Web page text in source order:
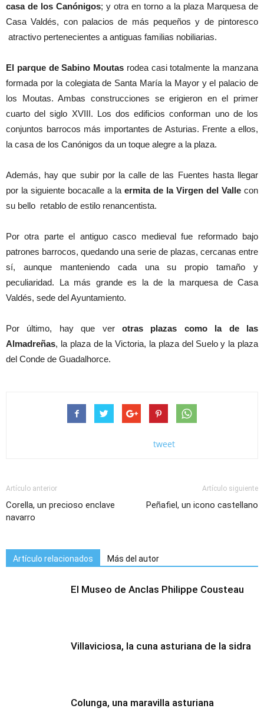
casa de los Canónigos; y otra en torno a la plaza Marquesa de
Casa Valdés, con palacios de más pequeños y de pintoresco
atractivo pertenecientes a antiguas familias nobiliarias.
El parque de Sabino Moutas rodea casi totalmente la manzana
formada por la colegiata de Santa María la Mayor y el palacio de
los Moutas. Ambas construcciones se erigieron en el primer
cuarto del siglo XVIII. Los dos edificios conforman uno de los
conjuntos barrocos más importantes de Asturias. Frente a ellos,
la casa de los Canónigos da un toque alegre a la plaza.
Además, hay que subir por la calle de las Fuentes hasta llegar
por la siguiente bocacalle a la ermita de la Virgen del Valle con
su bello retablo de estilo renancentista.
Por otra parte el antiguo casco medieval fue reformado bajo
patrones barrocos, quedando una serie de plazas, cercanas entre
sí, aunque manteniendo cada una su propio tamaño y
peculiaridad. La más grande es la de la marquesa de Casa
Valdés, sede del Ayuntamiento.
Por último, hay que ver otras plazas como la de las
Almadreñas, la plaza de la Victoria, la plaza del Suelo y la plaza
del Conde de Guadalhorce.
tweet
Artículo anterior
Corella, un precioso enclave
navarro
Artículo siguiente
Peñafiel, un icono castellano
Artículo relacionados Más del autor
El Museo de Anclas Philippe Cousteau
Villaviciosa, la cuna asturiana de la sidra
Colunga, una maravilla asturiana